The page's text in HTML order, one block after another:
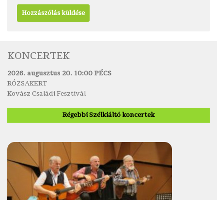
KONCERTEK
2026. augusztus 20. 10:00 PÉCS
RÓZSAKERT
Kovász Családi Fesztivál
Régebbi Szélkiáltó koncertek